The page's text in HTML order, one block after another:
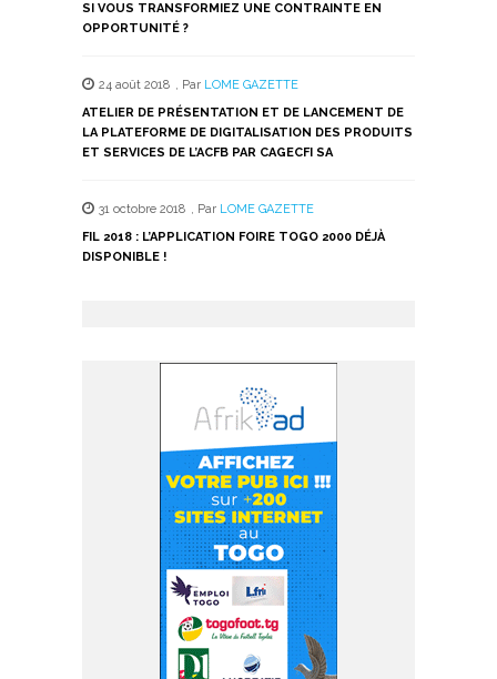
SI VOUS TRANSFORMIEZ UNE CONTRAINTE EN
OPPORTUNITÉ ?
24 août 2018 , Par LOME GAZETTE
ATELIER DE PRÉSENTATION ET DE LANCEMENT DE
LA PLATEFORME DE DIGITALISATION DES PRODUITS
ET SERVICES DE L’ACFB PAR CAGECFI SA
31 octobre 2018 , Par LOME GAZETTE
FIL 2018 : L’APPLICATION FOIRE TOGO 2000 DÉJÀ
DISPONIBLE !